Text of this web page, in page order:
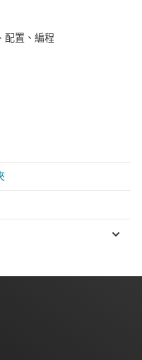
配置、編程